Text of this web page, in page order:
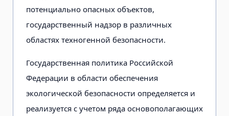
потенциально опасных объектов,
государственный надзор в различных
областях техногенной безопасности.
Государственная политика Российской
Федерации в области обеспечения
экологической безопасности определяется и
реализуется с учетом ряда основополагающих